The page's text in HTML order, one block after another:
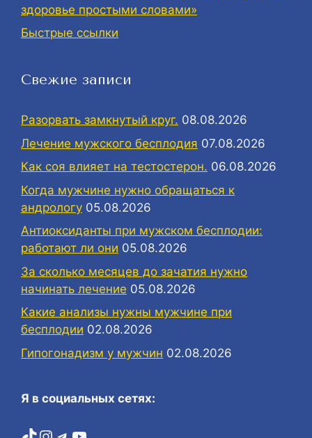
здоровье простыми словами»
Быстрые ссылки
Свежие записи
Разорвать замкнутый круг. 08.08.2026
Лечение мужского бесплодия 07.08.2026
Как соя влияет на тестостерон. 06.08.2026
Когда мужчине нужно обращаться к
андрологу 05.08.2026
Антиоксиданты при мужском бесплодии:
работают ли они 05.08.2026
За сколько месяцев до зачатия нужно
начинать лечение 05.08.2026
Какие анализы нужны мужчине при
бесплодии 02.08.2026
Гипогонадизм у мужчин 02.08.2026
Я в социальных сетях: